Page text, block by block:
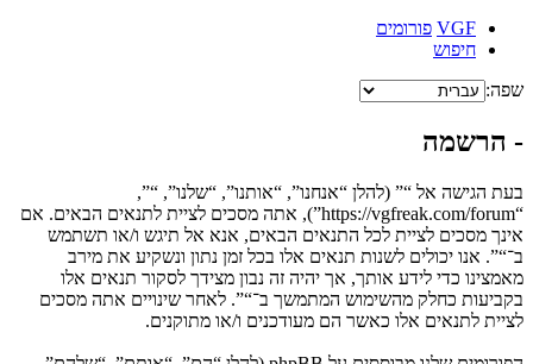
VGF פורומים
חיפוש
שפה:
- הרשמה
בעת הגישה אל “” (להלן “אנחנו”, “אותנו”, “שלנו”, “”,
“https://vgfreak.com/forum”), אתה מסכים לציית לתנאים הבאים. אם
אינך מסכים לציית לכל התנאים הבאים, אנא אל תיגש ו/או תשתמש
ב־“”. אנו יכולים לשנות תנאים אלו בכל זמן נתון ונשקיע את מירב
מאמצינו כדי לידע אותך, אך יהיה זה נבון מצידך לסקור תנאים אלו
בקביעות כחלק מהשימוש המתמשך ב־“”. לאחר שינויים אתה מסכים
לציית לתנאים אלו כאשר הם מעודכנים ו/או מתוקנים.